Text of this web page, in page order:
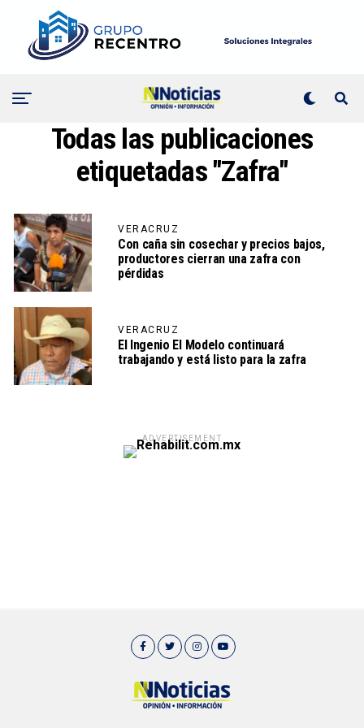
Todas las publicaciones
etiquetadas "Zafra"
VERACRUZ
Con caña sin cosechar y precios bajos,
productores cierran una zafra con
pérdidas
VERACRUZ
El Ingenio El Modelo continuará
trabajando y está listo para la zafra
ADVERTISEMENT